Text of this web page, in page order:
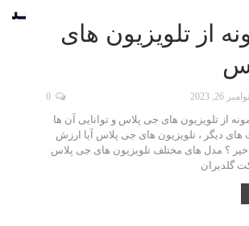
از تلویزیون های
نوامبر 26, 2023 0
از تلویزیون های جی پلاس و توانایی آن ها
دیگر ، تلویزیون های جی پلاس آیا ارزش
خیر ؟ مدل های مختلف تلویزیون های جی پلاس
گلدیران